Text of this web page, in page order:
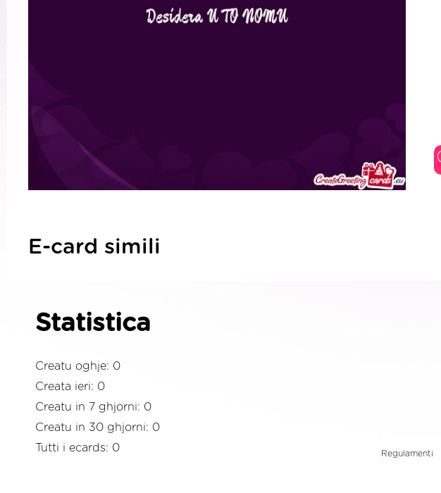
E-card simili
Statistica
Creatu oghje: 0
Creata ieri: 0
Creatu in 7 ghjorni: 0
Creatu in 30 ghjorni: 0
Tutti i ecards: 0
Regulamenti